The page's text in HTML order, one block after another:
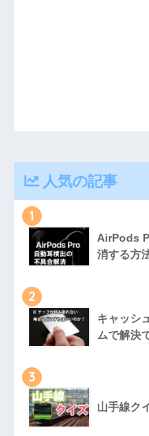
人気の記事
1
AirPods
消する方
2
キャッシ
ムで解決
3
山手線ク